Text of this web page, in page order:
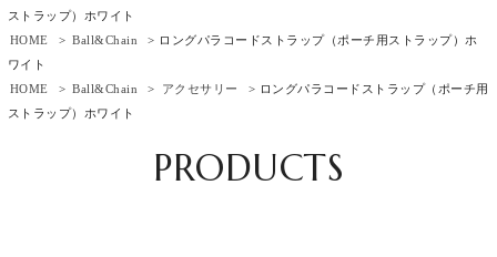
ストラップ）ホワイト
HOME
> Ball&Chain
> ロングパラコードストラップ（ポーチ用ストラップ）ホ
ワイト
HOME
> Ball&Chain > アクセサリー
> ロングパラコードストラップ（ポーチ用
ストラップ）ホワイト
PRODUCTS